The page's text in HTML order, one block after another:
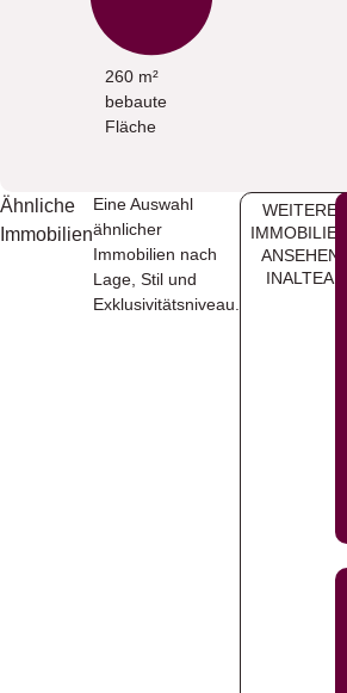
260 m²
bebaute
Fläche
Ähnliche
Immobilien
Eine Auswahl
ähnlicher
Immobilien nach
Lage, Stil und
Exklusivitätsniveau.
WEITERE
IMMOBILIEN
ANSEHEN
INALTEA